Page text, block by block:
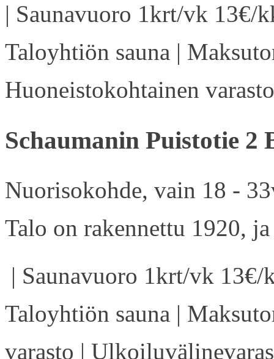
| Saunavuoro 1krt/vk 13€/
Taloyhtiön sauna |
Huoneistokohtainen
Schaumanin Puistotie 2
Nuorisokohde, vain 18 -
Talo on rakennettu 1920,
| Saunavuoro 1krt/vk
Taloyhtiön sauna |
varasto |